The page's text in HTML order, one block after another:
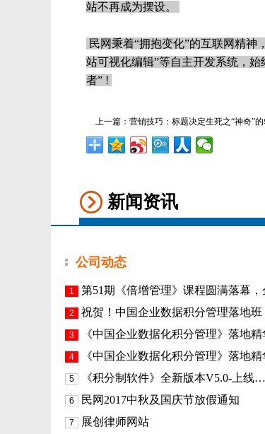
站不再成为摆设。
民网秉着“拥抱变化”的互联网精神
站可视化编辑”等自主开发系统，
者” !
上一篇： 营销技巧：标题决定生死之“神奇”
新闻资讯
公司动态
1 第51期《倍增管理》课程圆满落幕
2 祝贺！中国企业数据积分管理落地
3 《​中国企业数据化积分管理》落地
4 《中国企业数据化积分管理》落地
5 《积分制软件》全新版本V5.0-上线…
6 民网2017中秋及国庆节放假通知
7 展创律师网站